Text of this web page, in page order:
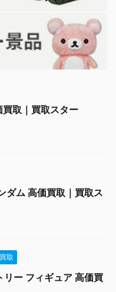
買取｜買取スター
ダム 高価買取｜買取ス
取
リー フィギュア 高価買